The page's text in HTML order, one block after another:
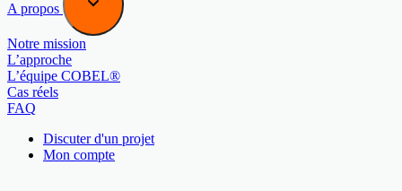
A propos
Notre mission
L’approche
L’équipe COBEL®
Cas réels
FAQ
Discuter d'un projet
Mon compte